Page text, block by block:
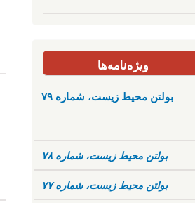
ویژه‌نامه‌ها
بولتن محیط زیست، شماره ۷۹
بولتن محیط زیست، شماره ۷۸
بولتن محیط زیست، شماره ۷۷